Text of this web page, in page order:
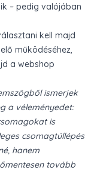
– pedig valójában
kell majd
működéséhez,
a webshop
ismerjek
a véleményedet:
is
csomagtúllépés
hanem
tovább